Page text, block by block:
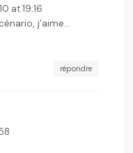
at 19:16
j’aime…
répondre